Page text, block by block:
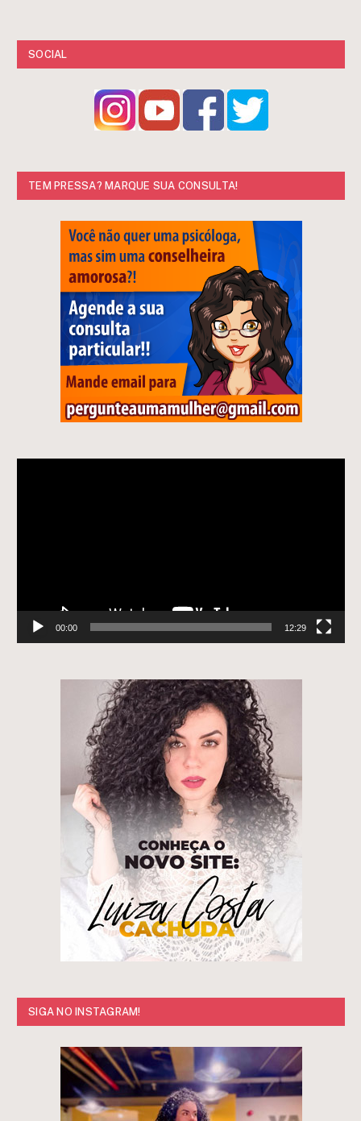
SOCIAL
TEM PRESSA? MARQUE SUA CONSULTA!
00:00 12:29
SIGA NO INSTAGRAM!